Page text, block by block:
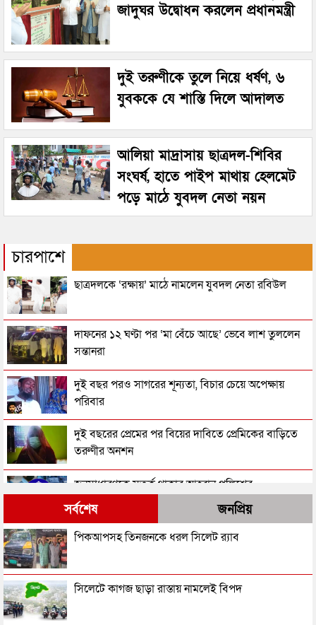
জাদুঘর উদ্বোধন করলেন প্রধানমন্ত্রী
দুই তরুণীকে তুলে নিয়ে ধর্ষণ, ৬
যুবককে যে শাস্তি দিলে আদালত
আলিয়া মাদ্রাসায় ছাত্রদল-শিবির
সংঘর্ষ, হাতে পাইপ মাথায় হেলমেট
পড়ে মাঠে যুবদল নেতা নয়ন
চারপাশে
ছাত্রদলকে ‘রক্ষায়’ মাঠে নামলেন যুবদল নেতা রবিউল
দাফনের ১২ ঘণ্টা পর ‘মা বেঁচে আছে’ ভেবে লাশ তুললেন
সন্তানরা
দুই বছর পরও সাগরের শূন্যতা, বিচার চেয়ে অপেক্ষায়
পরিবার
দুই বছরের প্রেমের পর বিয়ের দাবিতে প্রেমিকের বাড়িতে
তরুণীর অনশন
জনসাধারণকে সতর্ক থাকার আহ্বান পুলিশের
৩ মাসে পুলিশের হাতে গ্রেপ্তার ১ লাখ ৪২ হাজার
ছেলের ছুরি কাঘাতে বাবা-মা খুন
সর্বশেষ জনপ্রিয়
পিকআপসহ তিনজনকে ধরল সিলেট র‌্যাব
সিলেটে কাগজ ছাড়া রাস্তায় নামলেই বিপদ